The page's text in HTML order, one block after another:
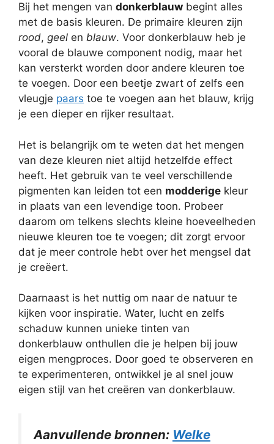
Bij het mengen van donkerblauw begint alles
met de basis kleuren. De primaire kleuren zijn
rood, geel en blauw. Voor donkerblauw heb je
vooral de blauwe component nodig, maar het
kan versterkt worden door andere kleuren toe
te voegen. Door een beetje zwart of zelfs een
vleugje paars toe te voegen aan het blauw, krijg
je een dieper en rijker resultaat.
Het is belangrijk om te weten dat het mengen
van deze kleuren niet altijd hetzelfde effect
heeft. Het gebruik van te veel verschillende
pigmenten kan leiden tot een modderige kleur
in plaats van een levendige toon. Probeer
daarom om telkens slechts kleine hoeveelheden
nieuwe kleuren toe te voegen; dit zorgt ervoor
dat je meer controle hebt over het mengsel dat
je creëert.
Daarnaast is het nuttig om naar de natuur te
kijken voor inspiratie. Water, lucht en zelfs
schaduw kunnen unieke tinten van
donkerblauw onthullen die je helpen bij jouw
eigen mengproces. Door goed te observeren en
te experimenteren, ontwikkel je al snel jouw
eigen stijl van het creëren van donkerblauw.
Aanvullende bronnen: Welke